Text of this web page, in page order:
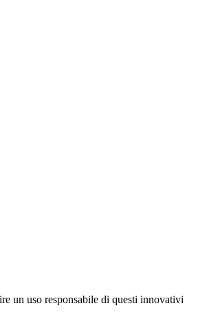
un uso responsabile di questi innovativi